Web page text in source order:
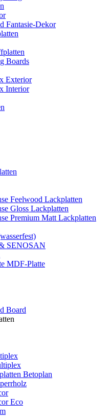
Fantasie-Dekor
Boards
Exterior
Interior
Feelwood Lackplatten
Gloss Lackplatten
Premium Matt Lackplatten
SENOSAN
MDF-Platte
Board
Betoplan
Eco